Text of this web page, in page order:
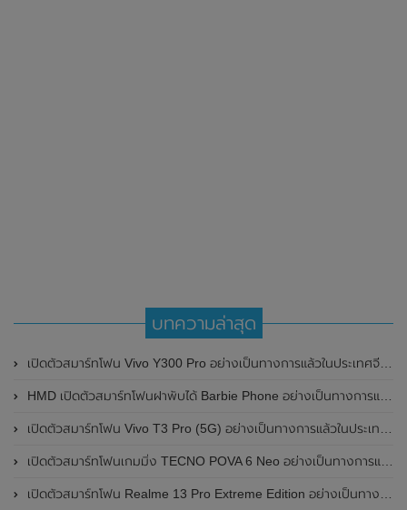
บทความล่าสุด
เปิดตัวสมาร์ทโฟน Vivo Y300 Pro อย่างเป็นทางการแล้วในประเทศจีน มาพร้อมดีไซน์พรีเมี่ยม ทนทาน และแบตเตอรี่สุดอึดขนาดใหญ่ 6,500mAh พร้อมรองรับการชาร์จไว 80W
HMD เปิดตัวสมาร์ทโฟนฝาพับได้ Barbie Phone อย่างเป็นทางการแล้ว มาพร้อมธีมสีชมพูสดใส
เปิดตัวสมาร์ทโฟน Vivo T3 Pro (5G) อย่างเป็นทางการแล้วในประเทศอินเดีย
เปิดตัวสมาร์ทโฟนเกมมิ่ง TECNO POVA 6 Neo อย่างเป็นทางการแล้วในประเทศไทย ในราคา 8,499 บาท
เปิดตัวสมาร์ทโฟน Realme 13 Pro Extreme Edition อย่างเป็นทางการแล้วในประเทศจีน